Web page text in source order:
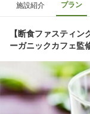
施設紹介 プラン
【断食ファスティ
ーガニックカフェ監